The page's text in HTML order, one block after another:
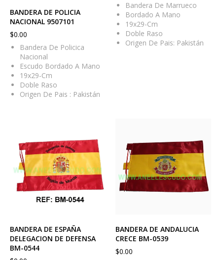
BANDERA DE POLICIA
NACIONAL 9507101
$0.00
Bandera De Policica
Nacional
Escudo Bordado A Mano
19x29-Cm
Doble Raso
Origen De Pais : Pakistán
Bandera De Marrueco
Bordado A Mano
19x29-Cm
Doble Raso
Origen De Pais: Pakistán
BANDERA DE ESPAÑA
DELEGACION DE DEFENSA
BM-0544
BANDERA DE ANDALUCIA
CRECE BM-0539
$0.00